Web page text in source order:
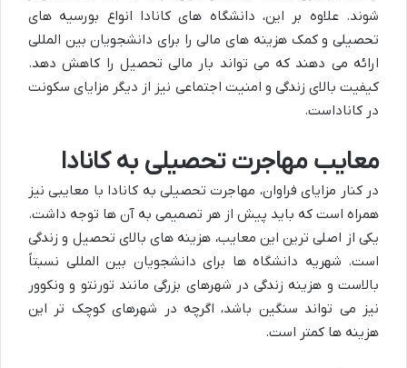
شوند. علاوه بر این، دانشگاه های کانادا انواع بورسیه های
تحصیلی و کمک هزینه های مالی را برای دانشجویان بین المللی
ارائه می دهند که می تواند بار مالی تحصیل را کاهش دهد.
کیفیت بالای زندگی و امنیت اجتماعی نیز از دیگر مزایای سکونت
در کاناداست.
معایب مهاجرت تحصیلی به کانادا
در کنار مزایای فراوان، مهاجرت تحصیلی به کانادا با معایبی نیز
همراه است که باید پیش از هر تصمیمی به آن ها توجه داشت.
یکی از اصلی ترین این معایب، هزینه های بالای تحصیل و زندگی
است. شهریه دانشگاه ها برای دانشجویان بین المللی نسبتاً
بالاست و هزینه زندگی در شهرهای بزرگی مانند تورنتو و ونکوور
نیز می تواند سنگین باشد، اگرچه در شهرهای کوچک تر این
هزینه ها کمتر است.